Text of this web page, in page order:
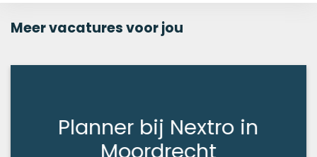
Meer vacatures voor jou
Planner bij Nextro in